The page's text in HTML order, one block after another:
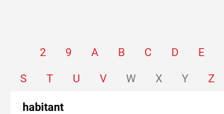
2 9 A B C D E
S T U V W X Y Z
habitant